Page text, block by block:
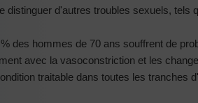
distinguer d'autres troubles sexuels,
des hommes de 70 ans souffrent de
avec la vasoconstriction et les
traitable dans toutes les tranches